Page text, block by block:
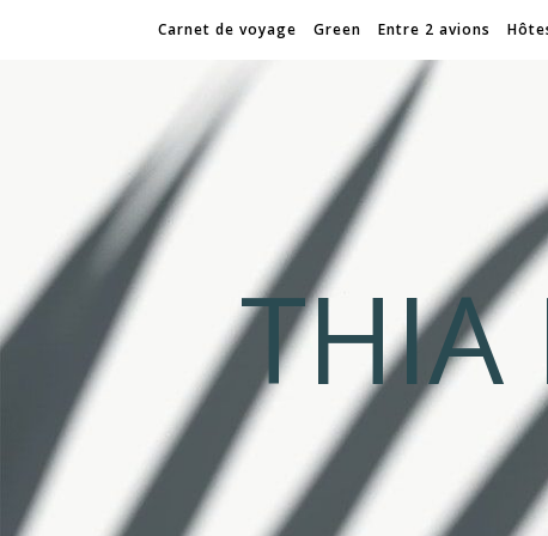
Carnet de voyage Green Entre 2 avions
THIA